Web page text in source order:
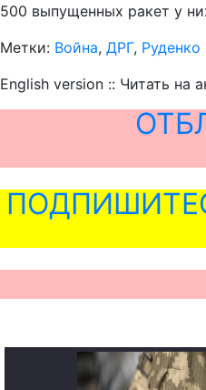
500 выпущенных ракет у
Метки: Война, ДРГ, Руденко
English version :: Читать на